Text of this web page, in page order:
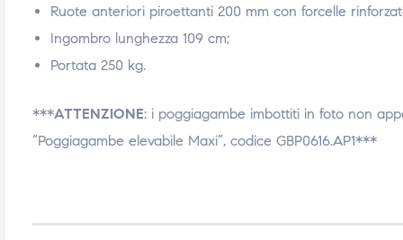
Ruote anteriori piroettanti 200 mm con forcelle
Ingombro lunghezza 109 cm;
Portata 250 kg.
***ATTENZIONE: i poggiagambe imbottiti in foto non
“Poggiagambe elevabile Maxi”, codice GBP0616.AP1***